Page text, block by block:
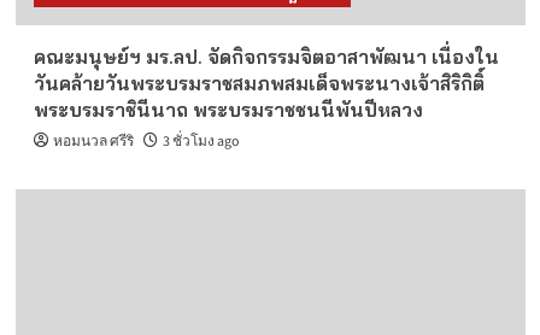
คณะมนุษย์ฯ มร.ลป. จัดกิจกรรมจิตอาสาพัฒนา เนื่องใน
วันคล้ายวันพระบรมราชสมภพสมเด็จพระนางเจ้าสิริกิติ์
พระบรมราชินีนาถ พระบรมราชชนนีพันปีหลวง
หอมนวล ศรีริ 3 ชั่วโมง ago